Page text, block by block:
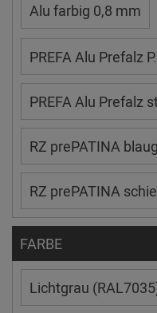
Alu farbig 0,8 mm
PREFA Alu Prefalz
PREFA Alu Prefalz
RZ prePATINA
RZ prePATINA
FARBE
Lichtgrau